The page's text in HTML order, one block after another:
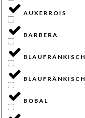
AUXERROIS
BARBERA
BLAUFRANKISCH
BLAUFRÄNKISCH
BOBAL